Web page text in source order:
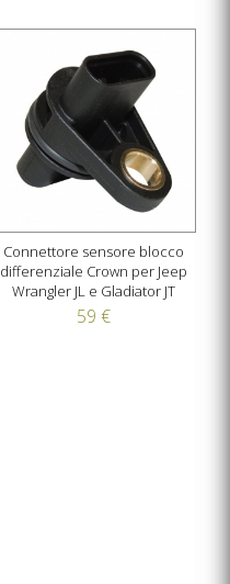
Connettore sensore blocco
differenziale Crown per Jeep
Wrangler JL e Gladiator JT
59 €